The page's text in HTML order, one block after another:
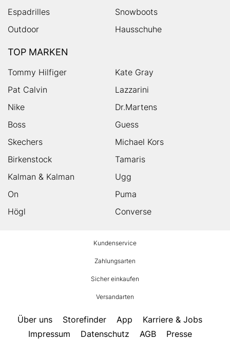
Espadrilles
Snowboots
Outdoor
Hausschuhe
TOP MARKEN
Tommy Hilfiger
Kate Gray
Pat Calvin
Lazzarini
Nike
Dr.Martens
Boss
Guess
Skechers
Michael Kors
Birkenstock
Tamaris
Kalman & Kalman
Ugg
On
Puma
Högl
Converse
Kundenservice
Zahlungsarten
Sicher einkaufen
Versandarten
Über uns Storefinder App
Karriere & Jobs
Impressum
Datenschutz AGB Presse